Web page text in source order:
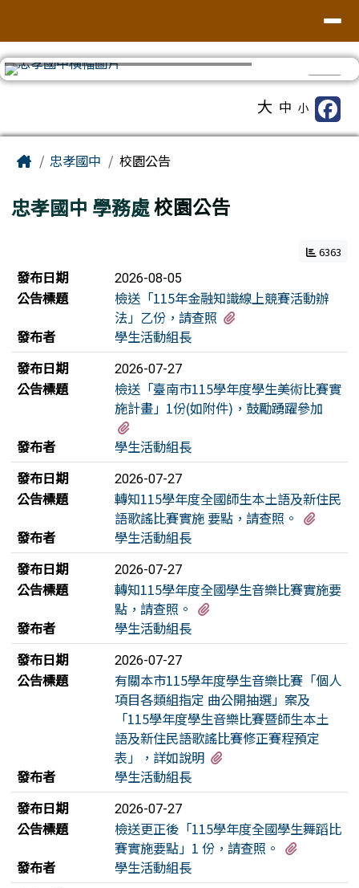
大 中 小
Home忠孝國中 校園公告
忠孝國中 學務處校園公告
6363
新聞列表
發布日期 2026-08-05
公告標題
檢送「115年金融知識線上競賽活動辦
法」乙份，請查照
發布者
學生活動組長
發布日期
2026-07-27
公告標題
檢送「臺南市115學年度學生美術比賽實
施計畫」1份(如附件)，鼓勵踴躍參加
發布者
學生活動組長
發布日期
2026-07-27
公告標題
轉知115學年度全國師生本土語及新住民
語歌謠比賽實施 要點，請查照。
發布者
學生活動組長
發布日期
2026-07-27
公告標題
轉知115學年度全國學生音樂比賽實施要
點，請查照。
發布者
學生活動組長
發布日期
2026-07-27
公告標題
有關本市115學年度學生音樂比賽「個人
項目各類組指定 曲公開抽選」案及
「115學年度學生音樂比賽暨師生本土
語及新住民語歌謠比賽修正賽程預定
表」，詳如說明
發布者
學生活動組長
發布日期
2026-07-27
公告標題
檢送更正後「115學年度全國學生舞蹈比
賽實施要點」1 份，請查照。
發布者
學生活動組長